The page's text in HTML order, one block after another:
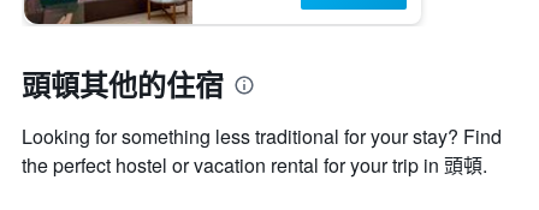
頭頓​其他的住宿
Looking for something less traditional for your stay? Find
the perfect hostel or vacation rental for your trip in 頭頓.